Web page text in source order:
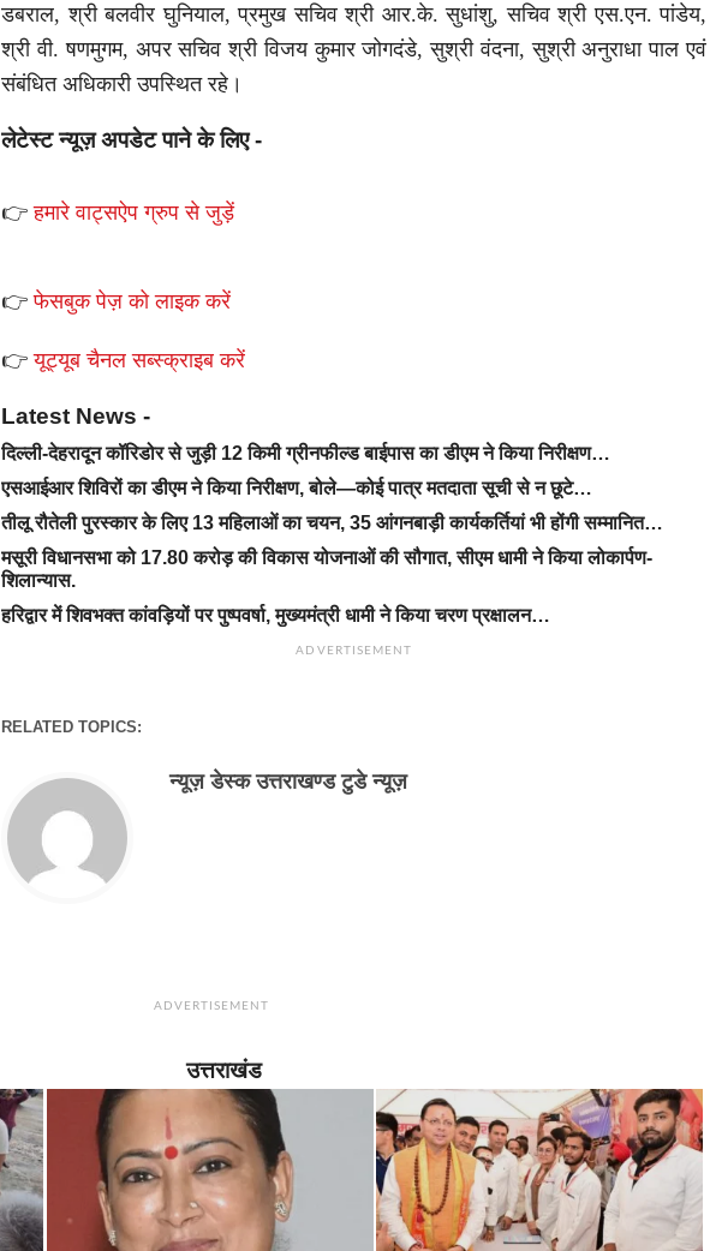
डबराल, श्री बलवीर घुनियाल, प्रमुख सचिव श्री आर.के. सुधांशु, सचिव श्री एस.एन. पांडेय,
श्री वी. षणमुगम, अपर सचिव श्री विजय कुमार जोगदंडे, सुश्री वंदना, सुश्री अनुराधा पाल एवं
संबंधित अधिकारी उपस्थित रहे।
लेटेस्ट न्यूज़ अपडेट पाने के लिए -
👉हमारे वाट्सऐप ग्रुप से जुड़ें
👉फेसबुक पेज़ को लाइक करें
👉यूट्यूब चैनल सब्स्क्राइब करें
Latest News -
दिल्ली-देहरादून कॉरिडोर से जुड़ी 12 किमी ग्रीनफील्ड बाईपास का डीएम ने किया निरीक्षण…
एसआईआर शिविरों का डीएम ने किया निरीक्षण, बोले—कोई पात्र मतदाता सूची से न छूटे…
तीलू रौतेली पुरस्कार के लिए 13 महिलाओं का चयन, 35 आंगनबाड़ी कार्यकर्तियां भी होंगी सम्मानित…
मसूरी विधानसभा को 17.80 करोड़ की विकास योजनाओं की सौगात, सीएम धामी ने किया लोकार्पण-
शिलान्यास.
हरिद्वार में शिवभक्त कांवड़ियों पर पुष्पवर्षा, मुख्यमंत्री धामी ने किया चरण प्रक्षालन…
ADVERTISEMENT
RELATED TOPICS:
न्यूज़ डेस्क उत्तराखण्ड टुडे न्यूज़
ADVERTISEMENT
उत्तराखंड